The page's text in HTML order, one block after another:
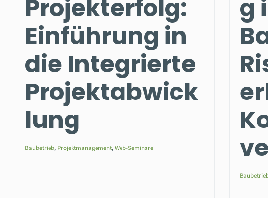
Projekterfolg:
Einführung in
die Integrierte
Projektabwick
lung
Baubetrieb, Projektmanagement,Web-Seminare
g